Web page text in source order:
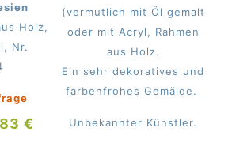
Holz,
Nr.
€ Aktueller
(vermutlich mit Öl gemalt
oder mit Acryl, Rahmen
aus Holz.
Ein sehr dekoratives und
farbenfrohes Gemälde.
Unbekannter Künstler.